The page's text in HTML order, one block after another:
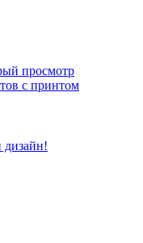
просмотр
с принтом
дизайн!